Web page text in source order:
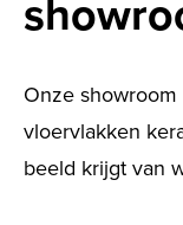
Onze
vloervlakken
beeld krijgt van